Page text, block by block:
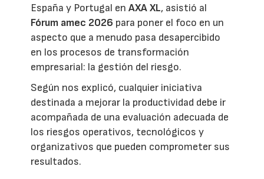
España y Portugal enAXA XL, asistió al
Fórum amec 2026 para poner el foco en un
aspecto que a menudo pasa desapercibido
en los procesos de transformación
empresarial: la gestión del riesgo.
Según nos explicó, cualquier iniciativa
destinada a mejorar la productividad debe ir
acompañada de una evaluación adecuada de
los riesgos operativos, tecnológicos y
organizativos que pueden comprometer sus
resultados.